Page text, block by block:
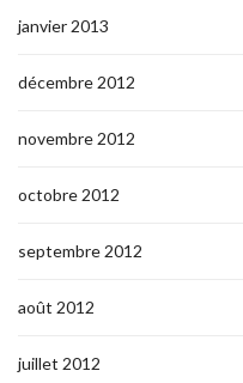
janvier 2013
décembre 2012
novembre 2012
octobre 2012
septembre 2012
août 2012
juillet 2012